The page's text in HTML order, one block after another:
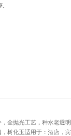
.
全抛光工艺，种水老透
树化玉适用于：酒店，